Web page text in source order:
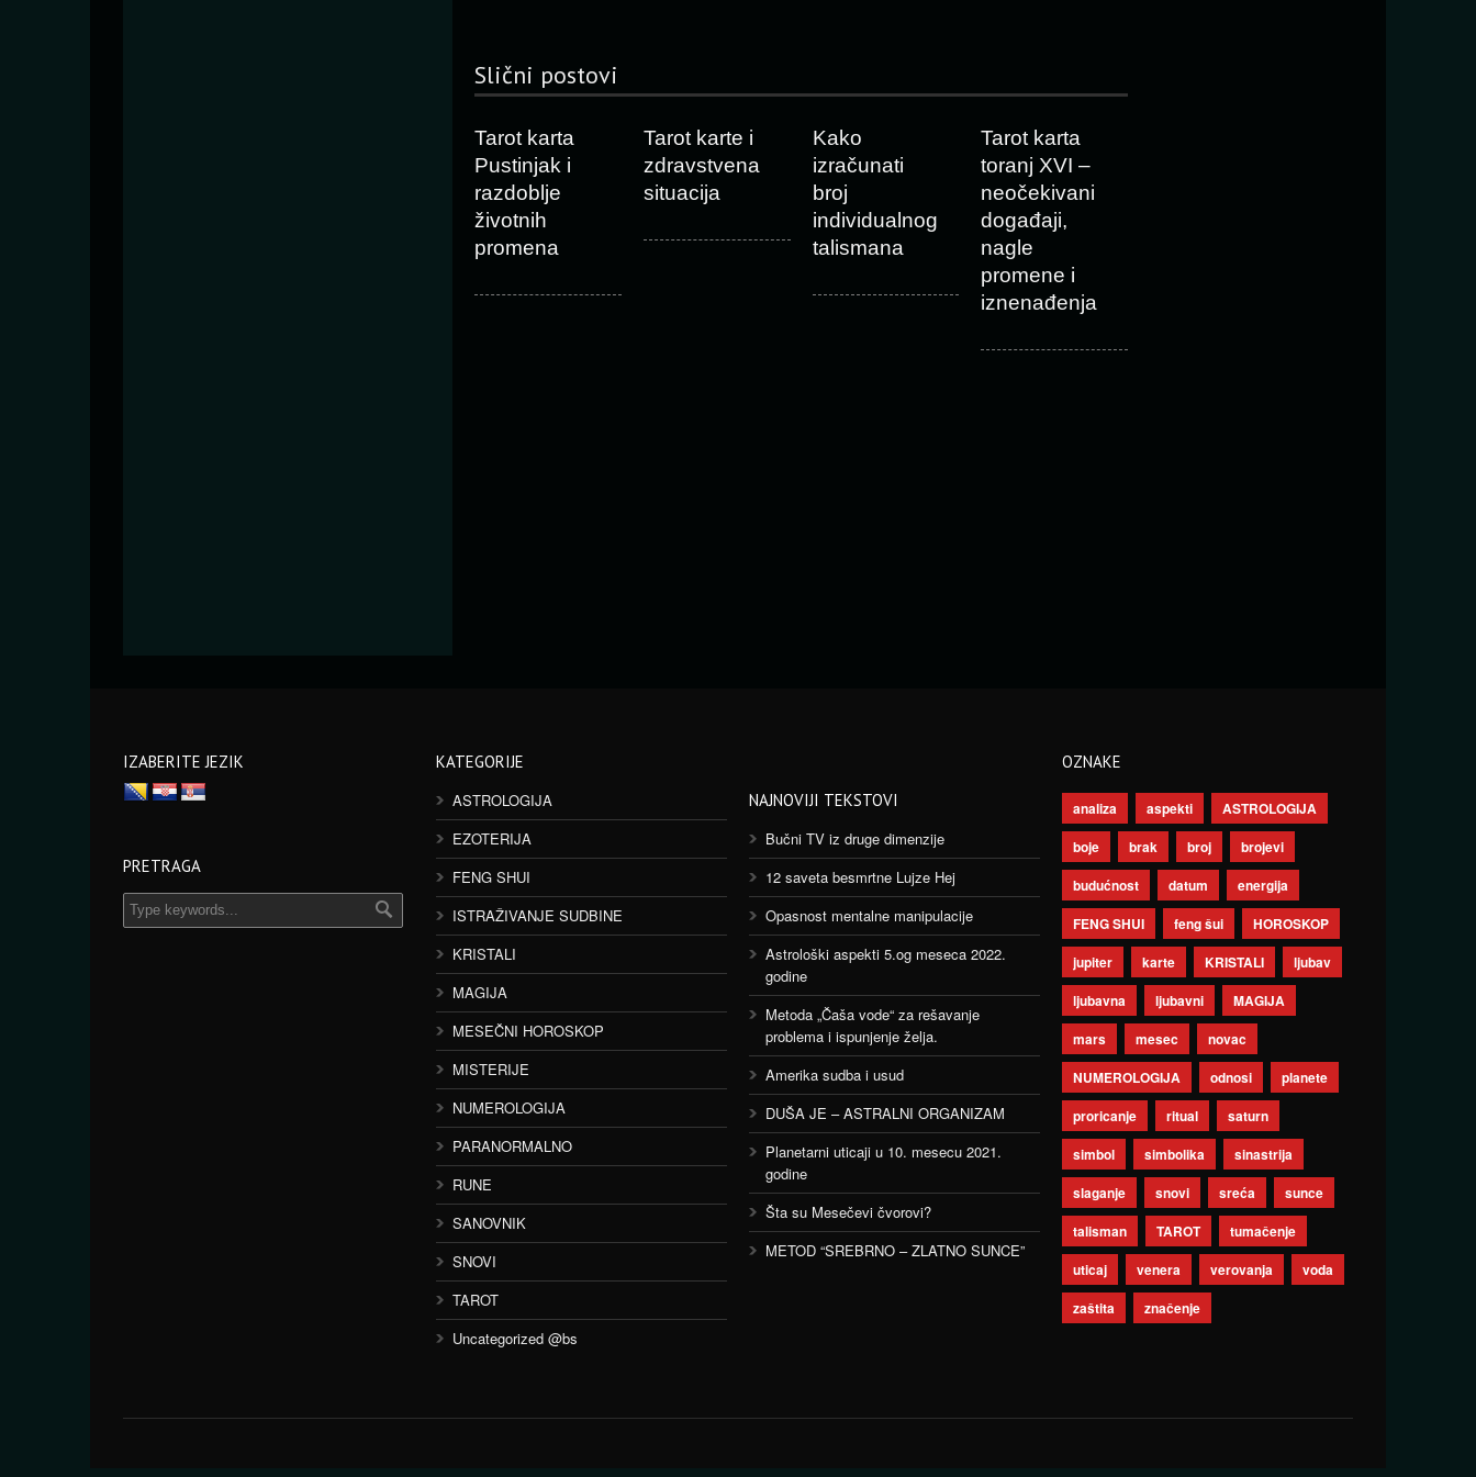
Slični postovi
Tarot karta
Pustinjak i
razdoblje
životnih
promena
Tarot karte i
zdravstvena
situacija
Kako
izračunati
broj
individualnog
talismana
Tarot karta
toranj XVI –
neočekivani
događaji,
nagle
promene i
iznenađenja
IZABERITE JEZIK
PRETRAGA
KATEGORIJE
ASTROLOGIJA
EZOTERIJA
FENG SHUI
ISTRAŽIVANJE SUDBINE
KRISTALI
MAGIJA
MESEČNI HOROSKOP
MISTERIJE
NUMEROLOGIJA
PARANORMALNO
RUNE
SANOVNIK
SNOVI
TAROT
Uncategorized @bs
NAJNOVIJI TEKSTOVI
Bučni TV iz druge dimenzije
12 saveta besmrtne Lujze Hej
Opasnost mentalne manipulacije
Astrološki aspekti 5.og meseca 2022.
godine
Metoda „Čaša vode“ za rešavanje
problema i ispunjenje želja.
Amerika sudba i usud
DUŠA JE – ASTRALNI ORGANIZAM
Planetarni uticaji u 10. mesecu 2021.
godine
Šta su Mesečevi čvorovi?
METOD “SREBRNO – ZLATNO SUNCE”
OZNAKE
analiza aspekti
ASTROLOGIJA
boje
brak broj
brojevi
budućnost
datum
energija
FENG SHUI
feng šui
HOROSKOP
jupiter
karte KRISTALI
ljubav
ljubavna
ljubavni
MAGIJA
mars
mesec
novac
NUMEROLOGIJA
odnosi
planete
proricanje
ritual
saturn
simbol
simbolika
sinastrija
slaganje
snovi sreća
sunce
talisman
TAROT
tumačenje
uticaj
venera verovanja
voda
zaštita
značenje